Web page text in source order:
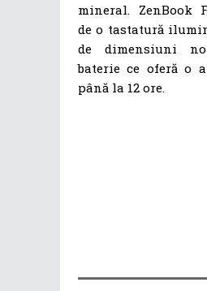
mineral. ZenBook
de o tastatură
de dimensiuni
baterie ce oferă o
până la 12 ore.